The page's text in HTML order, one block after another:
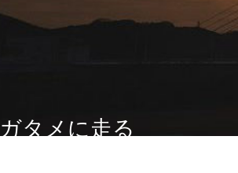
タメに走る